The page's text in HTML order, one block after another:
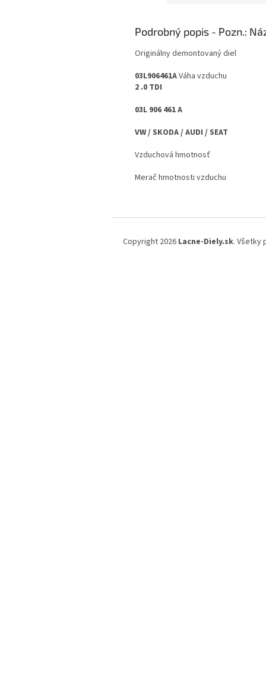
Podrobný popis
Originálny demontovaný diel
03L906461AVáha vzduchu
2 .0 TDI
03L 906 461 A
VW / SKODA / AUDI / SEAT
Vzduchová hmotnosť
Merač hmotnosti vzduchu
Copyright 2026 Lacne-Diely.sk. Všetky